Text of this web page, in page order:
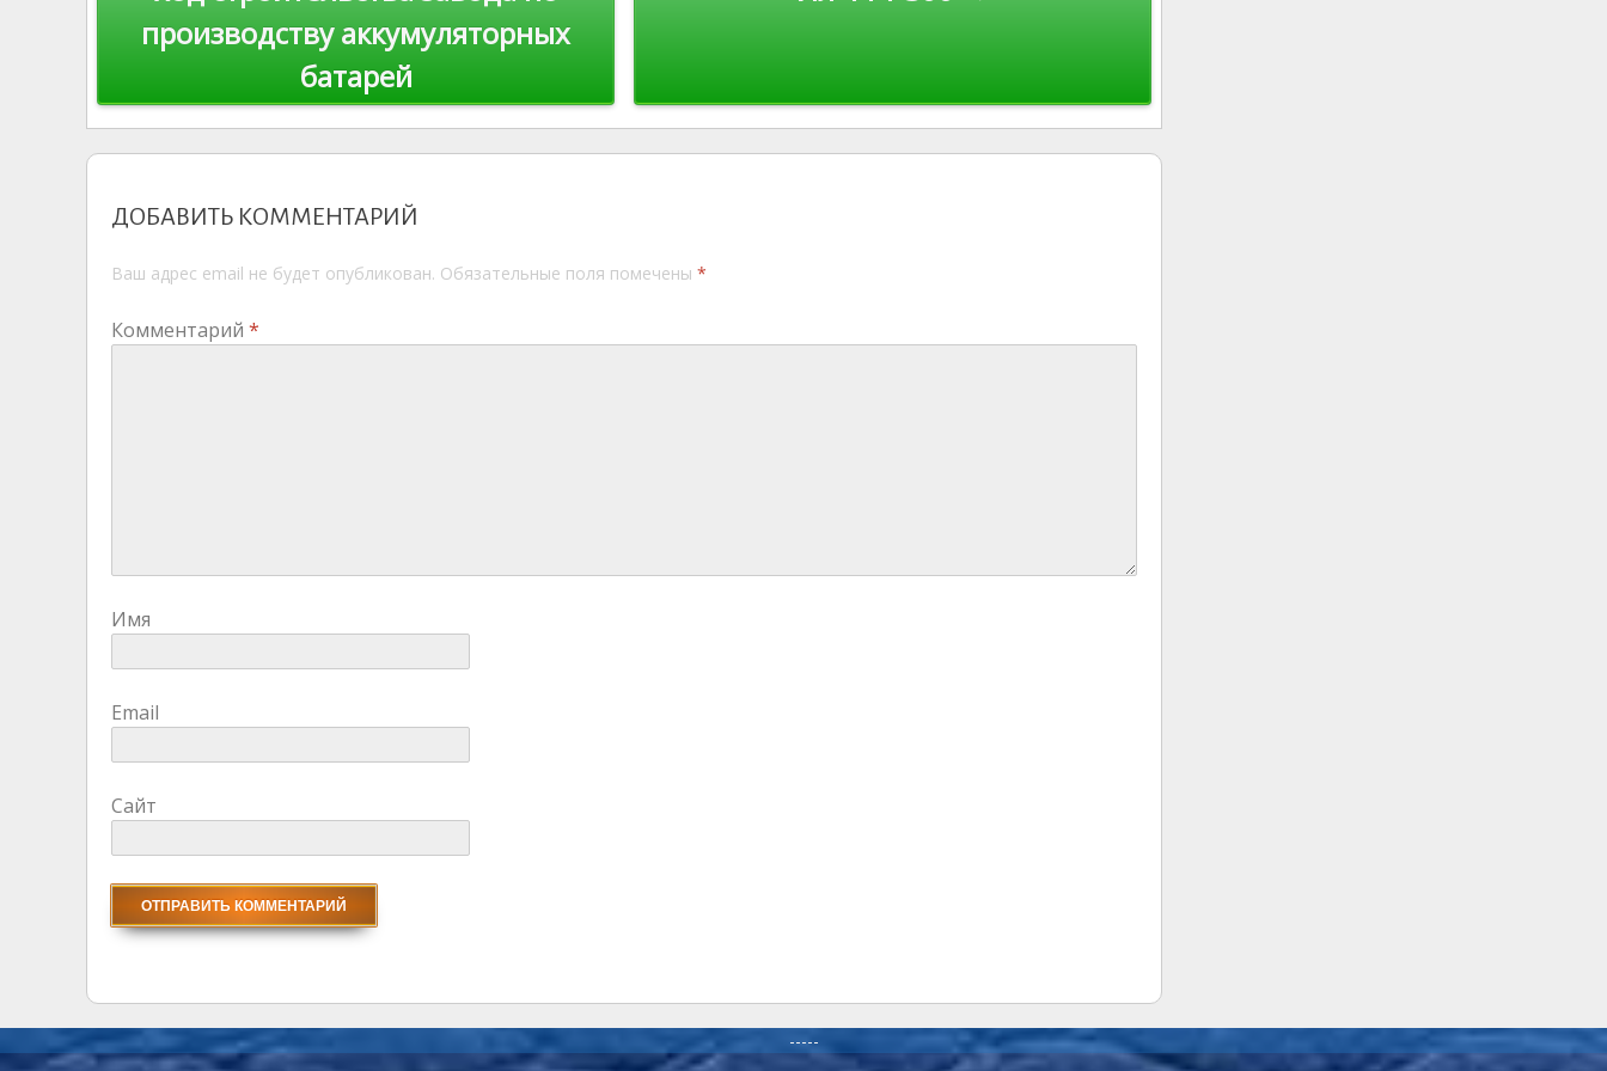
ki
записям
производству аккумуляторных
батарей
ДОБАВИТЬ КОММЕНТАРИЙ
Ваш адрес email не будет опубликован. Обязательные поля помечены *
Комментарий *
Имя
Email
Сайт
-----